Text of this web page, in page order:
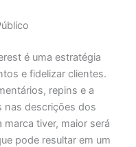
é uma estratégia
e fidelizar clientes.
repins e a
nas descrições dos
tiver, maior será
pode resultar em um